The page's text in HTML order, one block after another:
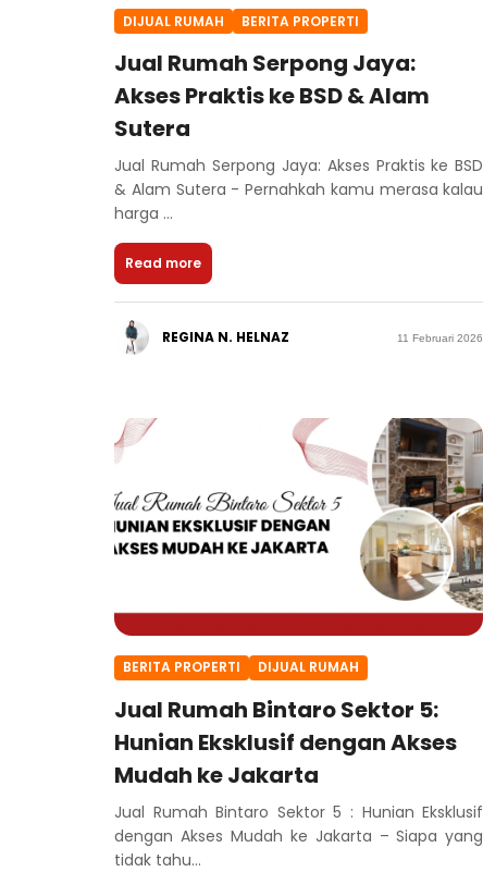
DIJUAL RUMAH BERITA PROPERTI
Jual Rumah Serpong Jaya:
Akses Praktis ke BSD & Alam
Sutera
Jual Rumah Serpong Jaya: Akses Praktis ke BSD
& Alam Sutera - Pernahkah kamu merasa kalau
harga ...
Read more
REGINA N. HELNAZ 11 Februari 2026
BERITA PROPERTI DIJUAL RUMAH
Jual Rumah Bintaro Sektor 5:
Hunian Eksklusif dengan Akses
Mudah ke Jakarta
Jual Rumah Bintaro Sektor 5 : Hunian Eksklusif
dengan Akses Mudah ke Jakarta – Siapa yang
tidak tahu...